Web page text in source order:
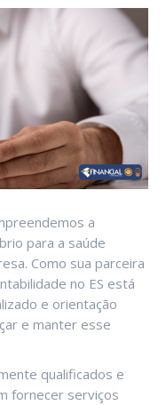
a
para a saúde
Como sua parceira
no ES está
e orientação
e manter esse
qualificados e
fornecer serviços